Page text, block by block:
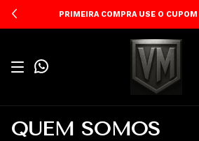
PRIMEIRA COMPRA USE O
QUEM SOMOS